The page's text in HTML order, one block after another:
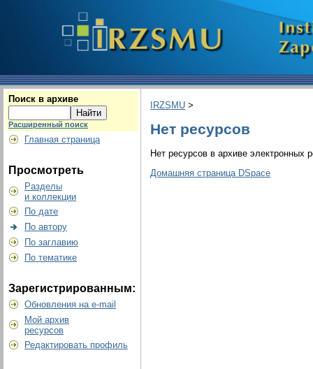
Поиск в архиве
Расширенный поиск
Главная страница
Просмотреть
Разделы
и коллекции
По дате
По автору
По заглавию
По тематике
Зарегистрированным:
Обновления на e-mail
Мой архив
ресурсов
Редактировать профиль
IRZSMU >
Нет ресурсов
Нет ресурсов в архиве электронных
Домашняя страница DSpace